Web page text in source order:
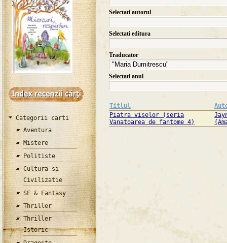
Categorii carti
Aventura
Mistere
Politiste
Cultura si
Civilizatie
SF & Fantasy
Thriller
Thriller
Istoric
Selectati autorul
Selectati editura
Traducator
Selectati anul
Titlul
Piatra viselor (seria
Vanatoarea de fantome 4)